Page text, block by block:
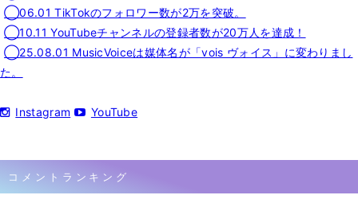
◯06.01 TikTokのフォロワー数が2万を突破。
◯10.11 YouTubeチャンネルの登録者数が20万人を達成！
◯25.08.01 MusicVoiceは媒体名が「vois ヴォイス」に変わりまし
た。
Instagram YouTube
コメントランキング